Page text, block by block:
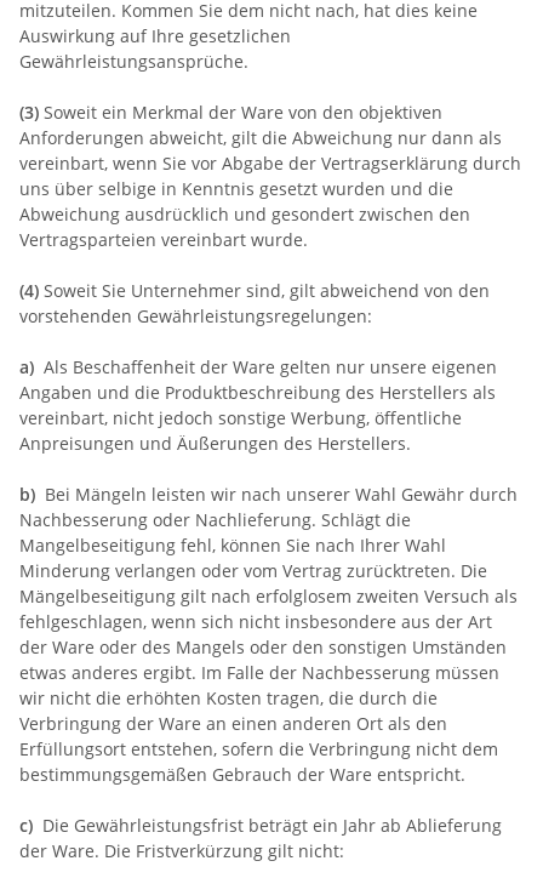
mitzuteilen. Kommen Sie dem nicht nach, hat dies keine
Auswirkung auf Ihre gesetzlichen
Gewährleistungsansprüche.
(3) Soweit ein Merkmal der Ware von den objektiven
Anforderungen abweicht, gilt die Abweichung nur dann als
vereinbart, wenn Sie vor Abgabe der Vertragserklärung durch
uns über selbige in Kenntnis gesetzt wurden und die
Abweichung ausdrücklich und gesondert zwischen den
Vertragsparteien vereinbart wurde.
(4) Soweit Sie Unternehmer sind, gilt abweichend von den
vorstehenden Gewährleistungsregelungen:
a) Als Beschaffenheit der Ware gelten nur unsere eigenen
Angaben und die Produktbeschreibung des Herstellers als
vereinbart, nicht jedoch sonstige Werbung, öffentliche
Anpreisungen und Äußerungen des Herstellers.
b) Bei Mängeln leisten wir nach unserer Wahl Gewähr durch
Nachbesserung oder Nachlieferung. Schlägt die
Mangelbeseitigung fehl, können Sie nach Ihrer Wahl
Minderung verlangen oder vom Vertrag zurücktreten. Die
Mängelbeseitigung gilt nach erfolglosem zweiten Versuch als
fehlgeschlagen, wenn sich nicht insbesondere aus der Art
der Ware oder des Mangels oder den sonstigen Umständen
etwas anderes ergibt. Im Falle der Nachbesserung müssen
wir nicht die erhöhten Kosten tragen, die durch die
Verbringung der Ware an einen anderen Ort als den
Erfüllungsort entstehen, sofern die Verbringung nicht dem
bestimmungsgemäßen Gebrauch der Ware entspricht.
c) Die Gewährleistungsfrist beträgt ein Jahr ab Ablieferung
der Ware. Die Fristverkürzung gilt nicht: